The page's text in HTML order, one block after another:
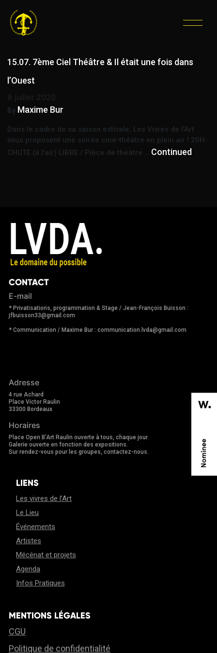
ÉTIQUETTE :
THÉÂTRE
15.07. 7ème Ciel Théâtre & Il était une fois dans
l’Ouest
8 juillet 2020
By Maxime Bur
Dans le cadre de sa saison estivale, Les Vivres de l’Art
vous proposent une soirée ciné-théâtre en plein air ! 20H :
CHUTE (à l’air) LIBRE / Pièce de théâtre … Continued
CONTACT
E-mail
* Privatisations, programmation & Stage / Jean-François Buisson :
jfbuisson33@gmail.com
* Communication / Maxime Bur : communication.lvda@gmail.com
Adresse
4 rue Achard
Place Victor Raulin
33300 Bordeaux
Horaires
Place Open B'Art Raulin ouverte à tous, chaque jour.
Galerie ouverte en fonction des expositions.
Sur rendez-vous pour les groupes, contactez-nous.
LIENS
Les vivres de l’Art
Le Lieu
Événements
Artistes
Mécénat et projets
Agenda
Infos Pratiques
MENTIONS LÉGALES
CGU
Politique de confidentialité